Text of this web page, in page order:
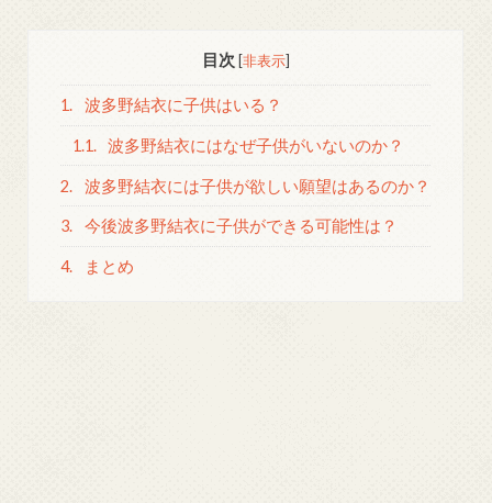
目次 [非表示]
1. 波多野結衣に子供はいる？
1.1. 波多野結衣にはなぜ子供がいないのか？
2. 波多野結衣には子供が欲しい願望はあるのか？
3. 今後波多野結衣に子供ができる可能性は？
4. まとめ